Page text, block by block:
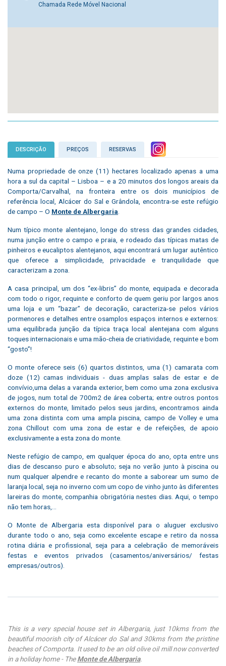
Chamada Rede Móvel Nacional
DESCRIÇÃO PREÇOS RESERVAS
Numa propriedade de onze (11) hectares localizado apenas a uma
hora a sul da capital – Lisboa – e a 20 minutos dos longos areais da
Comporta/Carvalhal, na fronteira entre os dois municípios de
referência local, Alcácer do Sal e Grândola, encontra-se este refúgio
de campo – O Monte de Albergaria
Num típico monte alentejano, longe do stress das grandes cidades,
numa junção entre o campo e praia, e rodeado das típicas matas de
pinheiros e eucaliptos alentejanos, aqui encontrará um lugar autêntico
que oferece a simplicidade, privacidade e tranquilidade que
caracterizam a zona.
A casa principal, um dos “ex-libris” do monte, equipada e decorada
com todo o rigor, requinte e conforto de quem geriu por largos anos
uma loja e um “bazar” de decoração, caracteriza-se pelos vários
pormenores e detalhes entre osamplos espaços internos e externos:
uma equilibrada junção da típica traça local alentejana com alguns
toques internacionais e uma mão-cheia de criatividade, requinte e bom
“gosto”!
O monte oferece seis (6) quartos distintos, uma (1) camarata com
doze (12) camas individuais - duas amplas salas de estar e de
convívio,uma delas a varanda exterior, bem como uma zona exclusiva
de jogos, num total de 700m2 de área coberta; entre outros pontos
externos do monte, limitado pelos seus jardins, encontramos ainda
uma zona distinta com uma ampla piscina, campo de Volley e uma
zona Chillout com uma zona de estar e de refeições, de apoio
exclusivamente a esta zona do monte.
Neste refúgio de campo, em qualquer época do ano, opta entre uns
dias de descanso puro e absoluto; seja no verão junto à piscina ou
num qualquer alpendre e recanto do monte a saborear um sumo de
laranja local, seja no inverno com um copo de vinho junto às diferentes
lareiras do monte, companhia obrigatória nestes dias. Aqui, o tempo
não tem horas,…
O Monte de Albergaria esta disponível para o aluguer exclusivo
durante todo o ano, seja como excelente escape e retiro da nossa
rotina diária e profissional, seja para a celebração de memoráveis
festas e eventos privados (casamentos/aniversários/ festas
empresas/outros).
This is a very special house set in Albergaria, just 10kms from the
beautiful moorish city of Alcácer do Sal and 30kms from the pristine
beaches of Comporta. It used to be an old olive oil mill now converted
in a holiday home - TheMonte de Albergaria.